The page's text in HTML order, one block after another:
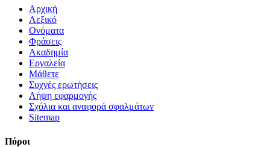
Αρχική
Λεξικό
Ονόματα
Φράσεις
Ακαδημία
Εργαλεία
Μάθετε
Συχνές ερωτήσεις
Λήψη εφαρμογής
Σχόλια και αναφορά σφαλμάτων
Sitemap
Πόροι